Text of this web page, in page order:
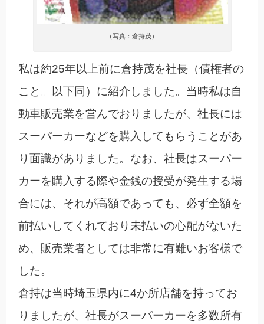
（写真：倉持茂）
私は約25年以上前に倉持茂を社長（債権者の
こと。以下同）に紹介しました。当時私は自
動車販売業を営んでおりましたが、社長には
スーパーカーなどを購入してもらうことがあ
り面識がありました。なお、社長はスーパー
カーを購入する際や金銭の授受が発生する場
合には、それが高額であっても、必ず全額を
前払いしてくれており未払いの心配がないた
め、販売業者としては非常に有難いお客様で
した。
倉持は当時埼玉県内に4か所店舗を持ってお
りましたが、社長がスーパーカーを多数所有